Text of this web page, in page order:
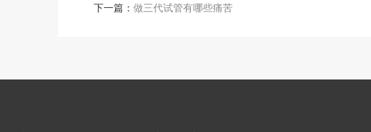
下一篇： 做三代试管有哪些痛苦